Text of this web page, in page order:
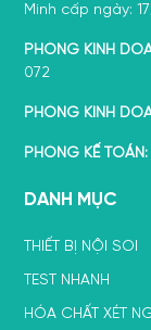
Minh cấp ngày:
PHÒNG KINH
072
PHÒNG KINH
PHÒNG KẾ TOÁN:
DANH MỤC
THIẾT BỊ NỘI SOI
TEST NHANH
HÓA CHẤT XÉT